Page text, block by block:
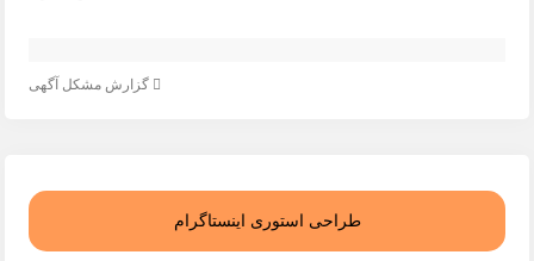
گزارش مشکل آگهی
طراحی استوری اینستاگرام